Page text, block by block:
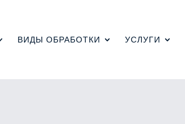
ВИДЫ ОБРАБОТКИ УСЛУГИ